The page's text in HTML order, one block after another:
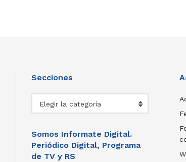
Secciones
Elegir la categoría
Somos Informate Digital.
Periódico Digital, Programa
de TV y RS